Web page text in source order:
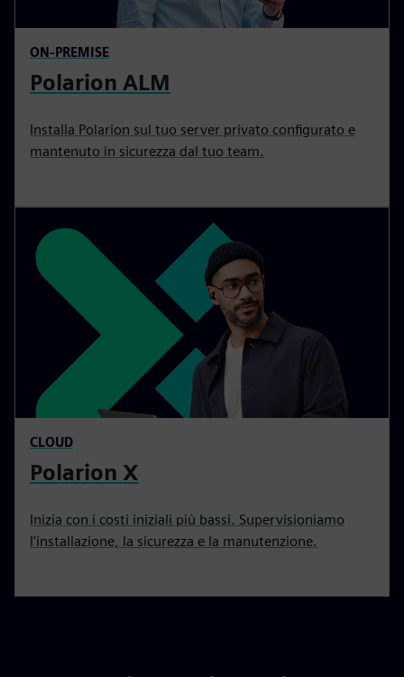
ON-PREMISE
Polarion ALM
Installa Polarion sul tuo server privato configurato e
mantenuto in sicurezza dal tuo team.
CLOUD
Polarion X
Inizia con i costi iniziali più bassi. Supervisioniamo
l'installazione, la sicurezza e la manutenzione.